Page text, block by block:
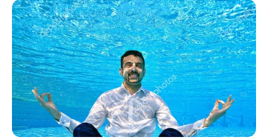
controlar las llamas y atender la emergencia.
COMPARTIR
ALERTA BOGOTÁ EN GOOGLE NEWS
MANTÉNGASE EN ALERTA